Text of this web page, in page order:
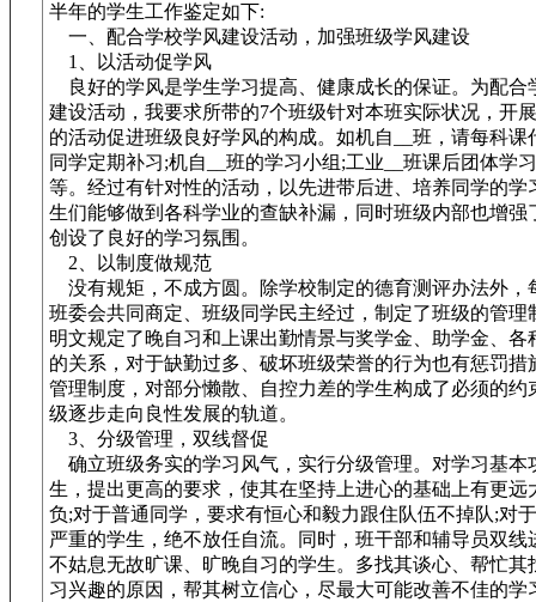
半年的学生工作鉴定如下:
一、配合学校学风建设活动，加强班级学风建设
1、以活动促学风
良好的学风是学生学习提高、健康成长的保证。为配合
建设活动，我要求所带的7个班级针对本班实际状况，开
的活动促进班级良好学风的构成。如机自__班，请每科课
同学定期补习;机自__班的学习小组;工业__班课后团体学
等。经过有针对性的活动，以先进带后进、培养同学的学
生们能够做到各科学业的查缺补漏，同时班级内部也增强
创设了良好的学习氛围。
2、以制度做规范
没有规矩，不成方圆。除学校制定的德育测评办法外，
班委会共同商定、班级同学民主经过，制定了班级的管理
明文规定了晚自习和上课出勤情景与奖学金、助学金、各
的关系，对于缺勤过多、破坏班级荣誉的行为也有惩罚措
管理制度，对部分懒散、自控力差的学生构成了必须的约
级逐步走向良性发展的轨道。
3、分级管理，双线督促
确立班级务实的学习风气，实行分级管理。对学习基本
生，提出更高的要求，使其在坚持上进心的基础上有更远
负;对于普通同学，要求有恒心和毅力跟住队伍不掉队;对
严重的学生，绝不放任自流。同时，班干部和辅导员双线
不姑息无故旷课、旷晚自习的学生。多找其谈心、帮忙其
习兴趣的原因，帮其树立信心，尽最大可能改善不佳的学